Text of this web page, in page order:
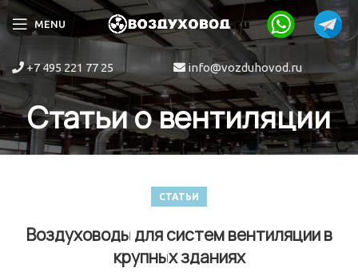
MENU
+7 495 221 77 25 info@vozduhovod.ru
Статьи о вентиляции
СТАТЬИ
Воздуховоды для систем вентиляции в
крупных зданиях